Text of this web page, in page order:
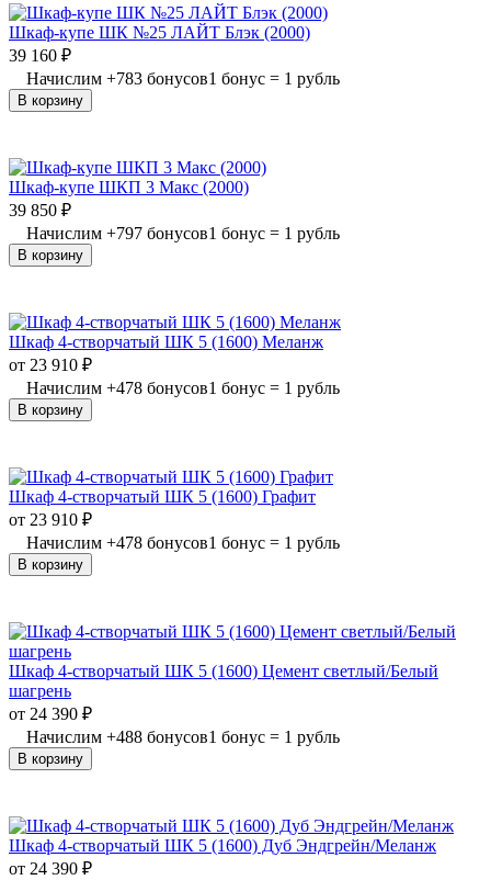
Шкаф-купе ШК №25 ЛАЙТ Блэк (2000)
39 160 ₽
Начислим +783 бонусов1 бонус = 1 рубль
В корзину
Шкаф-купе ШКП 3 Макс (2000)
39 850 ₽
Начислим +797 бонусов1 бонус = 1 рубль
В корзину
Шкаф 4-створчатый ШК 5 (1600) Меланж
от 23 910 ₽
Начислим +478 бонусов1 бонус = 1 рубль
В корзину
Шкаф 4-створчатый ШК 5 (1600) Графит
от 23 910 ₽
Начислим +478 бонусов1 бонус = 1 рубль
В корзину
Шкаф 4-створчатый ШК 5 (1600) Цемент светлый/Белый
шагрень
от 24 390 ₽
Начислим +488 бонусов1 бонус = 1 рубль
В корзину
Шкаф 4-створчатый ШК 5 (1600) Дуб Эндгрейн/Меланж
от 24 390 ₽